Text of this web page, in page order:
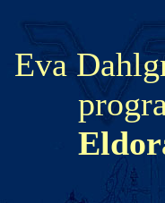
Eva